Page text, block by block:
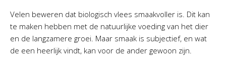
Velen beweren dat biologisch vlees smaakvoller is. Dit kan
te maken hebben met de natuurlijke voeding van het dier
en de langzamere groei. Maar smaak is subjectief, en wat
de een heerlijk vindt, kan voor de ander gewoon zijn.